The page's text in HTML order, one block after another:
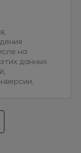
на
данных